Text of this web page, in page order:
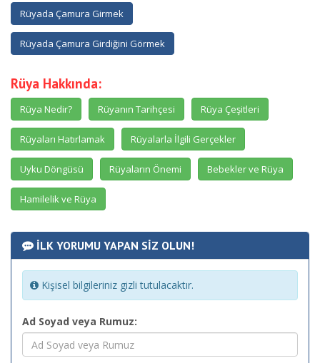
Rüyada Çamura Girmek
Rüyada Çamura Girdiğini Görmek
Rüya Hakkında:
Rüya Nedir? Rüyanın Tarihçesi Rüya Çeşitleri
Rüyaları Hatırlamak Rüyalarla İlgili Gerçekler
Uyku Döngüsü Rüyaların Önemi Bebekler ve Rüya
Hamilelik ve Rüya
İLK YORUMU YAPAN SİZ OLUN!
Kişisel bilgileriniz gizli tutulacaktır.
Ad Soyad veya Rumuz: